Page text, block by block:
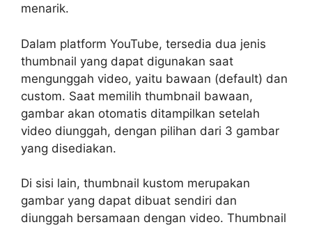
menarik.
Dalam platform YouTube, tersedia dua jenis
thumbnail yang dapat digunakan saat
mengunggah video, yaitu bawaan (default) dan
custom. Saat memilih thumbnail bawaan,
gambar akan otomatis ditampilkan setelah
video diunggah, dengan pilihan dari 3 gambar
yang disediakan.
Di sisi lain, thumbnail kustom merupakan
gambar yang dapat dibuat sendiri dan
diunggah bersamaan dengan video. Thumbnail